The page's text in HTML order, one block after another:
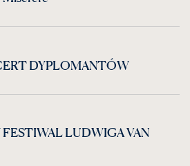
DYPLOMANTÓW
LUDWIGA VAN